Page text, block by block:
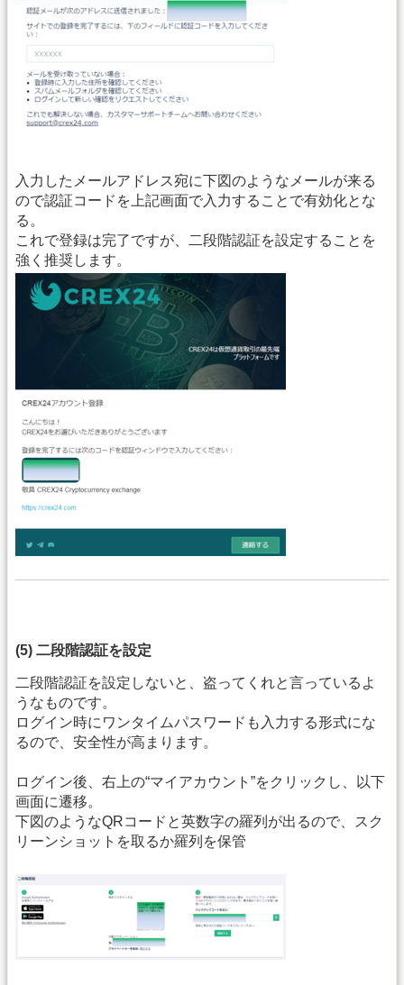
入力したメールアドレス宛に下図のようなメールが来る
ので認証コードを上記画面で入力することで有効化とな
る。
これで登録は完了ですが、二段階認証を設定することを
強く推奨します。
(5) 二段階認証を設定
二段階認証を設定しないと、盗ってくれと言っているよ
うなものです。
ログイン時にワンタイムパスワードも入力する形式にな
るので、安全性が高まります。
ログイン後、右上の“マイアカウント”をクリックし、以下
画面に遷移。
下図のようなQRコードと英数字の羅列が出るので、スク
リーンショットを取るか羅列を保管